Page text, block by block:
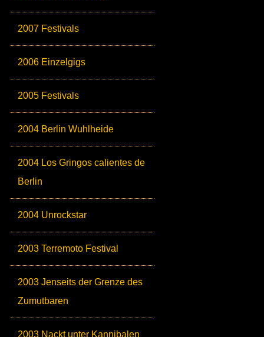
2007 Festivals
2006 Einzelgigs
2005 Festivals
2004 Berlin Wuhlheide
2004 Los Gringos calientes de
Berlin
2004 Unrockstar
2003 Terremoto Festival
2003 Jenseits der Grenze des
Zumutbaren
2003 Nackt unter Kannibalen